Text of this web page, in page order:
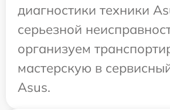
диагностики техники
серьезной
организуем
мастерскую в
Asus.